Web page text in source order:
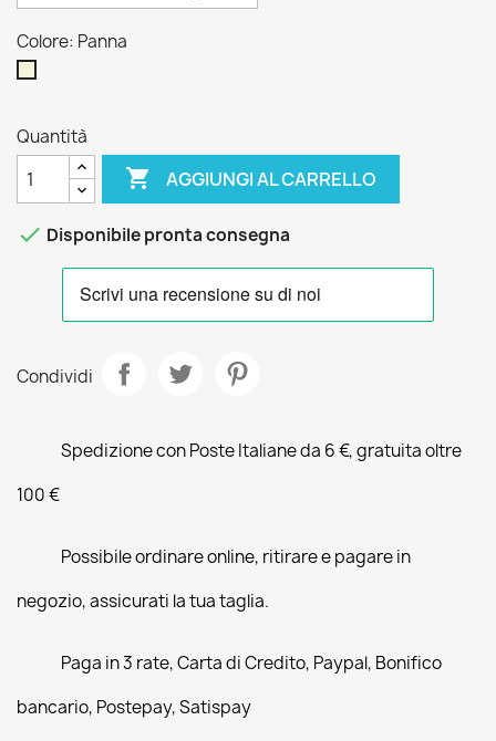
Colore: Panna
Quantità
 AGGIUNGI AL CARRELLO
 Disponibile pronta consegna
Condividi
Spedizione con Poste Italiane da 6 €, gratuita oltre
100 €
Possibile ordinare online, ritirare e pagare in
negozio, assicurati la tua taglia.
Paga in 3 rate, Carta di Credito, Paypal, Bonifico
bancario, Postepay, Satispay